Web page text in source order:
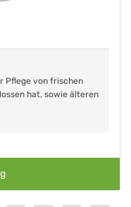
Pflege von frischen
hat, sowie älteren